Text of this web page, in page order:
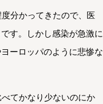
分かってきたので、医
す。しかし感染が急激に
ーロッパのように悲惨な
てかなり少ないのにか